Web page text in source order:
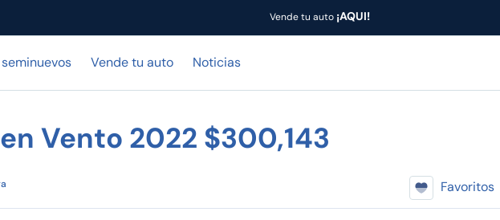
Vende tu auto¡AQUI!
Vende tu auto Noticias
Vento 2022 $300,143
Favoritos